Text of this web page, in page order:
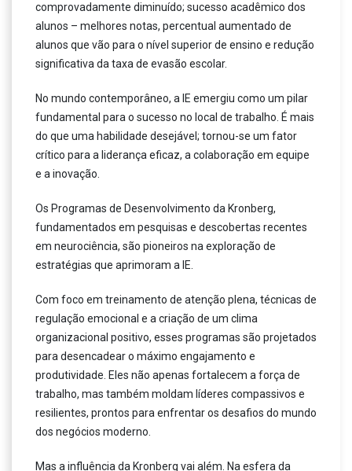
comprovadamente diminuído; sucesso acadêmico dos
alunos – melhores notas, percentual aumentado de
alunos que vão para o nível superior de ensino e redução
significativa da taxa de evasão escolar.
No mundo contemporâneo, a IE emergiu como um pilar
fundamental para o sucesso no local de trabalho. É mais
do que uma habilidade desejável; tornou-se um fator
crítico para a liderança eficaz, a colaboração em equipe
e a inovação.
Os Programas de Desenvolvimento da Kronberg,
fundamentados em pesquisas e descobertas recentes
em neurociência, são pioneiros na exploração de
estratégias que aprimoram a IE.
Com foco em treinamento de atenção plena, técnicas de
regulação emocional e a criação de um clima
organizacional positivo, esses programas são projetados
para desencadear o máximo engajamento e
produtividade. Eles não apenas fortalecem a força de
trabalho, mas também moldam líderes compassivos e
resilientes, prontos para enfrentar os desafios do mundo
dos negócios moderno.
Mas a influência da Kronberg vai além. Na esfera da